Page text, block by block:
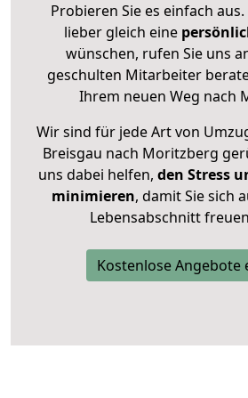
Probieren Sie es einfach
lieber gleich eine
wünschen, rufen Sie uns
geschulten Mitarbeiter
Ihrem neuen Weg nach
Wir sind für jede Art von
Breisgau nach Moritzberg
uns dabei helfen, den Stress
minimieren, damit Sie sich
Lebensabschnitt
Kostenlose Angebote